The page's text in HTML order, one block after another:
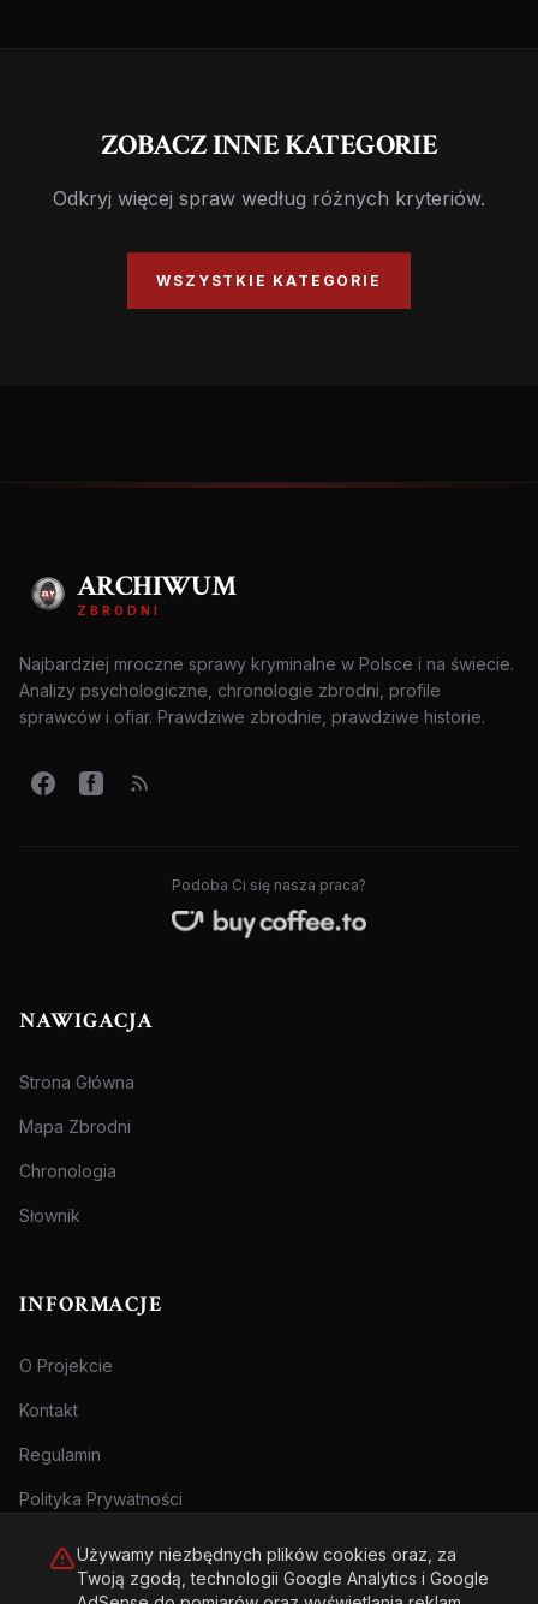
ZOBACZ INNE KATEGORIE
Odkryj więcej spraw według różnych kryteriów.
WSZYSTKIE KATEGORIE
ARCHIWUM
ZBRODNI
Najbardziej mroczne sprawy kryminalne w Polsce i na świecie.
Analizy psychologiczne, chronologie zbrodni, profile
sprawców i ofiar. Prawdziwe zbrodnie, prawdziwe historie.
Podoba Ci się nasza praca?
NAWIGACJA
Strona Główna
Mapa Zbrodni
Chronologia
Słownik
INFORMACJE
O Projekcie
Kontakt
Regulamin
Polityka Prywatności
Używamy niezbędnych plików cookies oraz, za
Twoją zgodą, technologii Google Analytics i Google